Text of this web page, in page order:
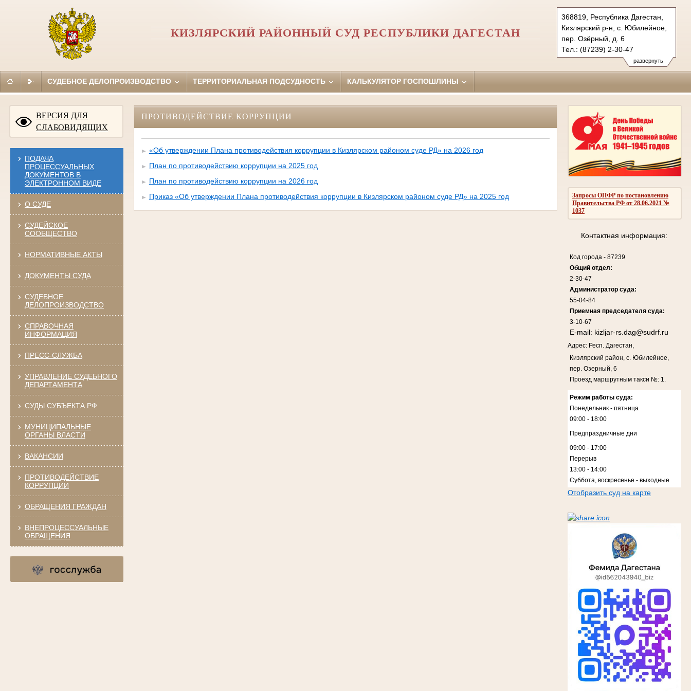
развернуть
368819, Республика Дагестан,
Кизлярский р-н, с. Юбилейное,
пер. Озёрный, д. 6
Тел.: (87239) 2-30-47
kizljar-rs.dag@sudrf.ru
КИЗЛЯРСКИЙ РАЙОННЫЙ СУД РЕСПУБЛИКИ ДАГЕСТАН
СУДЕБНОЕ ДЕЛОПРОИЗВОДСТВО ТЕРРИТОРИАЛЬНАЯ ПОДСУДНОСТЬ КАЛЬКУЛЯТОР ГОСПОШЛИНЫ
ВЕРСИЯ ДЛЯ
СЛАБОВИДЯЩИХ
ПОДАЧА
ПРОЦЕССУАЛЬНЫХ
ДОКУМЕНТОВ В
ЭЛЕКТРОННОМ ВИДЕ
О СУДЕ
СУДЕЙСКОЕ
СООБЩЕСТВО
НОРМАТИВНЫЕ АКТЫ
ДОКУМЕНТЫ СУДА
СУДЕБНОЕ
ДЕЛОПРОИЗВОДСТВО
СПРАВОЧНАЯ
ИНФОРМАЦИЯ
ПРЕСС-СЛУЖБА
УПРАВЛЕНИЕ СУДЕБНОГО
ДЕПАРТАМЕНТА
СУДЫ СУБЪЕКТА РФ
МУНИЦИПАЛЬНЫЕ
ОРГАНЫ ВЛАСТИ
ВАКАНСИИ
ПРОТИВОДЕЙСТВИЕ
КОРРУПЦИИ
ОБРАЩЕНИЯ ГРАЖДАН
ВНЕПРОЦЕССУАЛЬНЫЕ
ОБРАЩЕНИЯ
Запросы ОПФР по постановлению
Правительства РФ от 28.06.2021 №
1037
Контактная информация:
Код города- 87239
Общий отдел:
2-30-47
Администратор суда:
55-04-84
Приемная председателя суда:
3-10-67
E-mail: kizljar-rs.dag@sudrf.ru
Адрес: Респ. Дагестан,
Кизлярский район, с. Юбилейное,
пер. Озерный, 6
Проезд маршрутным такси №: 1.
Режим работы суда:
Понедельник - пятница
09:00 - 18:00
Предпраздничные дни
09:00 - 17:00
Перерыв
13:00 - 14:00
Суббота, воскресенье - выходные
Отобразить суд на карте
ПРОТИВОДЕЙСТВИЕ КОРРУПЦИИ
«Об утверждении Плана противодействия коррупции в Кизлярском районом суде РД» на 2026 год
План по противодействию коррупции на 2025 год
План по противодействию коррупции на 2026 год
Приказ «Об утверждении Плана противодействия коррупции в Кизлярском районом суде РД» на 2025 год